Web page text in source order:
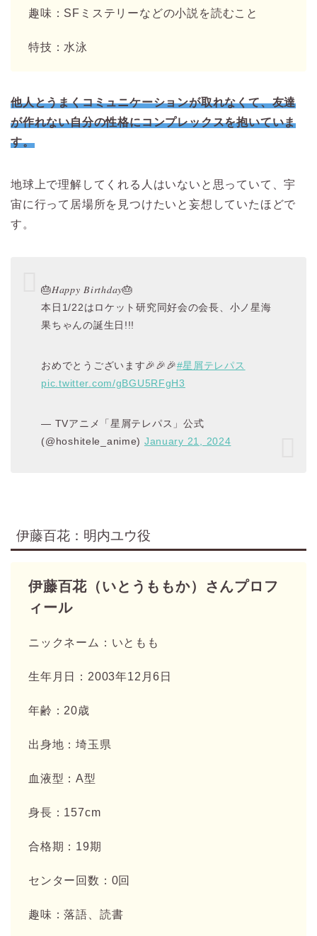
趣味：SFミステリーなどの小説を読むこと
特技：水泳
他人とうまくコミュニケーションが取れなくて、友達
が作れない自分の性格にコンプレックスを抱いていま
す。
地球上で理解してくれる人はいないと思っていて、宇
宙に行って居場所を見つけたいと妄想していたほどで
す。
🎂𝐻𝑎𝑝𝑝𝑦 𝐵𝑖𝑟𝑡ℎ𝑑𝑎𝑦🎂
本日1/22はロケット研究同好会の会長、小ノ星海
果ちゃんの誕生日!!!
おめでとうございます🎉🎉🎉#星屑テレパス
pic.twitter.com/gBGU5RFgH3
— TVアニメ「星屑テレパス」公式
(@hoshitele_anime) January 21, 2024
伊藤百花：明内ユウ役
伊藤百花（いとうももか）さんプロフ
ィール
ニックネーム：いともも
生年月日：2003年12月6日
年齢：20歳
出身地：埼玉県
血液型：A型
身長：157cm
合格期：19期
センター回数：0回
趣味：落語、読書